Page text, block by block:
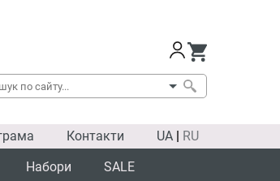
Контакти UA | RU
Набори SALE